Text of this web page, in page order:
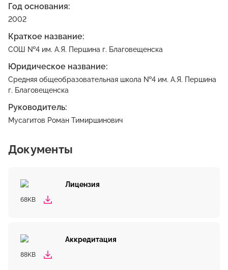
Год основания:
2002
Краткое название:
СОШ №4 им. А.Я. Першина г. Благовещенска
Юридическое название:
Средняя общеобразовательная школа №4 им. А.Я. Першина
г. Благовещенска
Руководитель:
Мусагитов Роман Тимиршинович
Документы
Лицензия
68KB
Аккредитация
88KB